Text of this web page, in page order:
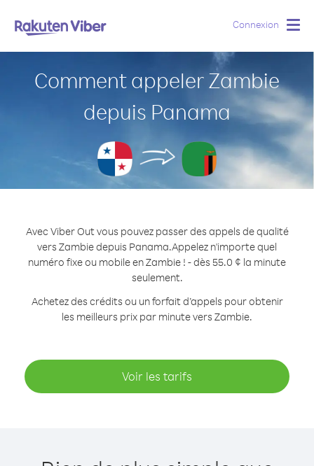
Connexion
Comment appeler Zambie
depuis Panama
Avec Viber Out vous pouvez passer des appels de qualité
vers Zambie depuis Panama.Appelez n'importe quel
numéro fixe ou mobile en Zambie ! - dès 55.0 ¢ la minute
seulement.
Achetez des crédits ou un forfait d’appels pour obtenir
les meilleurs prix par minute vers Zambie.
Voir les tarifs